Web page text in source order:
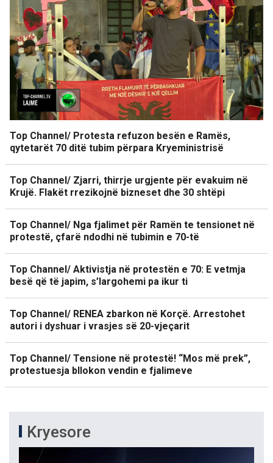
Top Channel/ Protesta refuzon besën e Ramës,
qytetarët 70 ditë tubim përpara Kryeministrisë
Top Channel/ Zjarri, thirrje urgjente për evakuim në
Krujë. Flakët rrezikojnë bizneset dhe 30 shtëpi
Top Channel/ Nga fjalimet për Ramën te tensionet në
protestë, çfarë ndodhi në tubimin e 70-të
Top Channel/ Aktivistja në protestën e 70: E vetmja
besë që të japim, s’largohemi pa ikur ti
Top Channel/ RENEA zbarkon në Korçë. Arrestohet
autori i dyshuar i vrasjes së 20-vjeçarit
Top Channel/ Tensione në protestë! “Mos më prek”,
protestuesja bllokon vendin e fjalimeve
Kryesore